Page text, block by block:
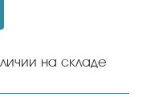
на складе